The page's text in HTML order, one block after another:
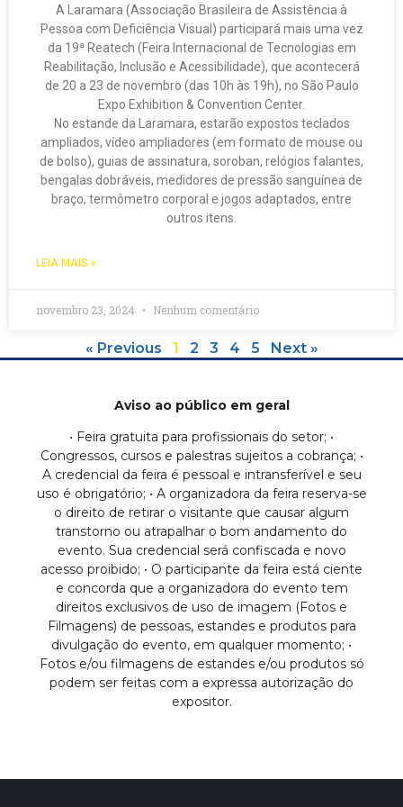
A Laramara (Associação Brasileira de Assistência à
Pessoa com Deficiência Visual) participará mais uma vez
da 19ª Reatech (Feira Internacional de Tecnologias em
Reabilitação, Inclusão e Acessibilidade), que acontecerá
de 20 a 23 de novembro (das 10h às 19h), no São Paulo
Expo Exhibition & Convention Center.
No estande da Laramara, estarão expostos teclados
ampliados, vídeo ampliadores (em formato de mouse ou
de bolso), guias de assinatura, soroban, relógios falantes,
bengalas dobráveis, medidores de pressão sanguínea de
braço, termômetro corporal e jogos adaptados, entre
outros itens.
LEIA MAIS »
novembro 23, 2024 Nenhum comentário
« Previous 1 2 3 4 5 Next »
Aviso ao público em geral
• Feira gratuita para profissionais do setor; •
Congressos, cursos e palestras sujeitos a cobrança; •
A credencial da feira é pessoal e intransferível e seu
uso é obrigatório; • A organizadora da feira reserva-se
o direito de retirar o visitante que causar algum
transtorno ou atrapalhar o bom andamento do
evento. Sua credencial será confiscada e novo
acesso proibido; • O participante da feira está ciente
e concorda que a organizadora do evento tem
direitos exclusivos de uso de imagem (Fotos e
Filmagens) de pessoas, estandes e produtos para
divulgação do evento, em qualquer momento; •
Fotos e/ou filmagens de estandes e/ou produtos só
podem ser feitas com a expressa autorização do
expositor.